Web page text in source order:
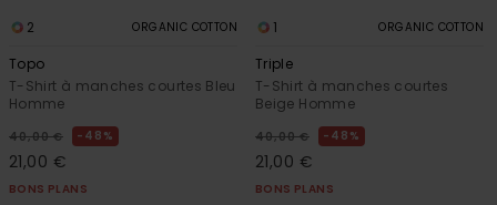
2 ORGANIC COTTON
Topo
T-Shirt à manches courtes Bleu
Homme
40,00 € 48%
21,00 €
BONS PLANS
1 ORGANIC COTTON
Triple
T-Shirt à manches courtes
Beige Homme
40,00 € 48%
21,00 €
BONS PLANS